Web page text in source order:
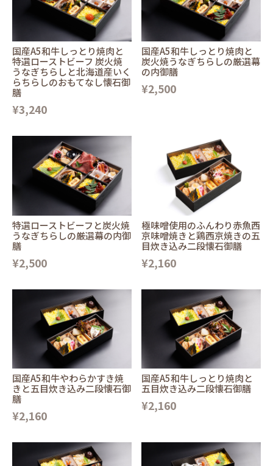
国産A5和牛しっとり焼肉と
特選ローストビーフ 炭火焼
うなぎちらしと北海道産いく
らちらしのおもてなし懐石御
膳
¥3,240
国産A5和牛しっとり焼肉と
炭火焼うなぎちらしの厳選幕
の内御膳
¥2,500
特選ローストビーフと炭火焼
うなぎちらしの厳選幕の内御
膳
¥2,500
極味噌使用のふんわり赤魚西
京味噌焼きと鶏西京焼きの五
目炊き込み二段懐石御膳
¥2,160
国産A5和牛やわらかすき焼
きと五目炊き込み二段懐石御
膳
¥2,160
国産A5和牛しっとり焼肉と
五目炊き込み二段懐石御膳
¥2,160